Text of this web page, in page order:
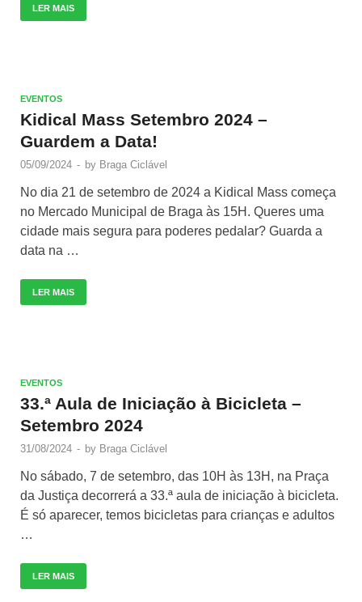
LER MAIS
EVENTOS
Kidical Mass Setembro 2024 –
Guardem a Data!
05/09/2024 - by Braga Ciclável
No dia 21 de setembro de 2024 a Kidical Mass começa
no Mercado Municipal de Braga às 15H. Queres uma
cidade mais segura para poderes pedalar? Guarda a
data na …
LER MAIS
EVENTOS
33.ª Aula de Iniciação à Bicicleta –
Setembro 2024
31/08/2024 - by Braga Ciclável
No sábado, 7 de setembro, das 10H às 13H, na Praça
da Justiça decorrerá a 33.ª aula de iniciação à bicicleta.
É só aparecer, temos bicicletas para crianças e adultos
…
LER MAIS